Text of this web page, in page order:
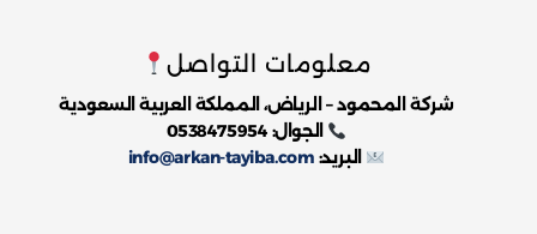
معلومات التواصل
شركة المحمود – الرياض، المملكة العربية السعودية
الجوال: 0538475954
البريد: info@arkan-tayiba.com